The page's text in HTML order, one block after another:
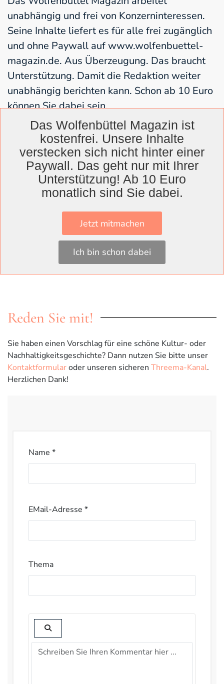
unabhängig und frei von Konzerninteressen.
Seine Inhalte liefert es für alle frei zugänglich
und ohne Paywall auf www.wolfenbuettel-
magazin.de. Aus Überzeugung. Das braucht
Unterstützung. Damit die Redaktion weiter
unabhängig berichten kann. Schon ab 10 Euro
können Sie dabei sein.
Jetzt unterstützen
Blind Date , Überraschungsbuch
Teile diesen Beitrag gern mit Deinen Freunden in Social
Reden Sie mit!
Sie haben einen Vorschlag für eine schöne Kultur- oder
Nachhaltigkeitsgeschichte? Dann nutzen Sie bitte unser
Kontaktformularoder unseren sicheren Threema-Kanal.
Herzlichen Dank!
Name *
EMail-Adresse *
Thema
Das Wolfenbüttel Magazin ist
kostenfrei. Unsere Inhalte
verstecken sich nicht hinter einer
Paywall. Das geht nur mit Ihrer
Unterstützung! Ab 10 Euro
monatlich sind Sie dabei.
Jetzt mitmachen
Ich bin schon dabei